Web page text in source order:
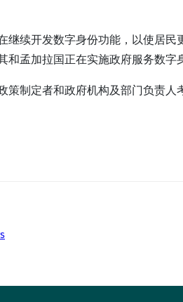
继续开发数字身份功能，以使居民
和孟加拉国正在实施政府服务数字
策制定者和政府机构及部门负责人